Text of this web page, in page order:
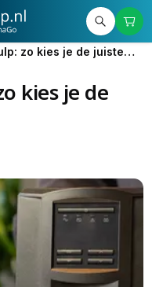
APC UPS keuzehulp: zo kies je de juiste noodstroom
kies je de